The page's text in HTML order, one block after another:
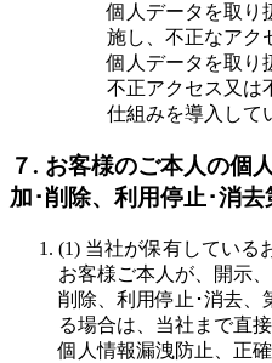
個人データを取り
施し、不正なアク
個人データを取り
不正アクセス又は
仕組みを導入して
７. お客様のご本人の個
加･削除、利用停止･消
(1) 当社が保有している
お客様ご本人が、開示
削除、利用停止･消去、
る場合は、当社まで直
個人情報漏洩防止、正